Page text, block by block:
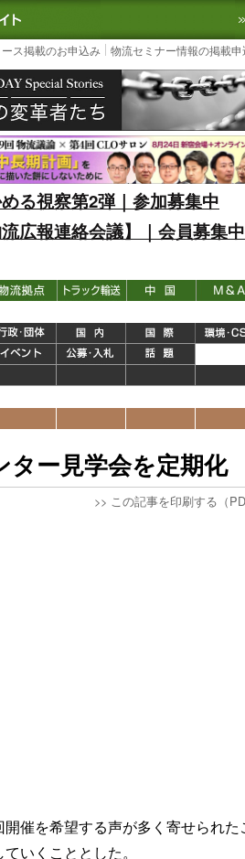
最大の物流ニュースサイト
3PL, SCMなど国内
ス掲載のお申込み 物流セミナー情報の掲載申
る視察第2弾｜参加募集中
広報連絡会議】｜会員募集中
ター見学会を定期化
>> この記事を印刷する（
催を希望する声が多く寄せられた
いくこととした。